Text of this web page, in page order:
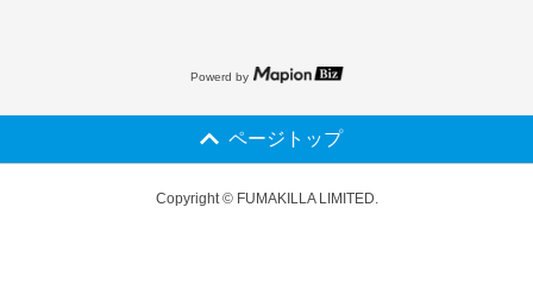
Powerd by
ページトップ
Copyright © FUMAKILLA LIMITED.